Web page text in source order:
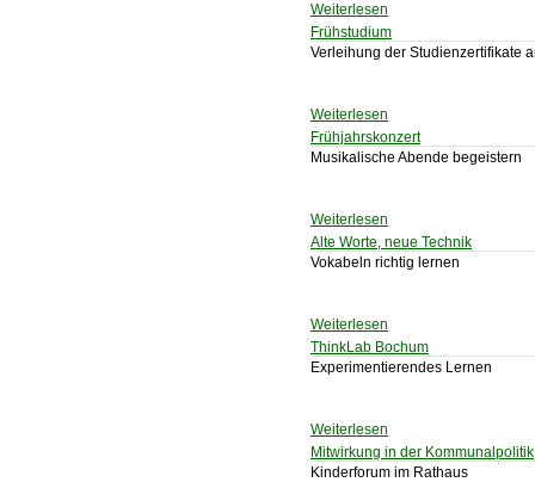
Weiterlesen
Frühstudium
Verleihung der Studienzertifikate
Weiterlesen
Frühjahrskonzert
Musikalische Abende begeistern
Weiterlesen
Alte Worte, neue Technik
Vokabeln richtig lernen
Weiterlesen
ThinkLab Bochum
Experimentierendes Lernen
Weiterlesen
Mitwirkung in der Kommunalpolitik
Kinderforum im Rathaus